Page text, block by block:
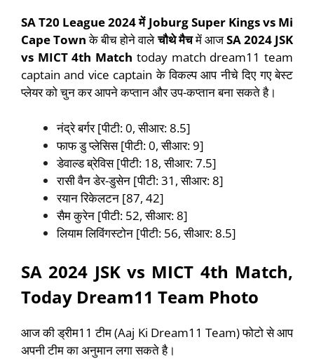
SA T20 League 2024में Joburg Super Kings vs Mi
Cape Townके बीच होने वालेचौथे मैचमें आजSA 2024 JSK
vs MICT 4th Match today match dream11 team
captain and vice captain के विकल्प आप नीचे दिए गए बेस्ट
प्लेयर को चुन कर आपने कप्तान और उप-कप्तान बना सकते है।
नंद्रे बर्गर [पीटी: 0, सीआर: 8.5]
फाफ डु प्लेसिस [पीटी: 0, सीआर: 9]
डेवाल्ड ब्रेविस [पीटी: 18, सीआर: 7.5]
रासी वैन डेर-डुसेन [पीटी: 31, सीआर: 8]
रयान रिकेलटन [87, 42]
सैम कुरेन [पीटी: 52, सीआर: 8]
लियाम लिविंगस्टोन [पीटी: 56, सीआर: 8.5]
SA 2024 JSK vs MICT 4th Match,
Today Dream11 Team Photo
आज की ड्रीम11 टीम (Aaj Ki Dream11 Team) फोटो से आप
अपनी टीम का अनुमान लगा सकते है।